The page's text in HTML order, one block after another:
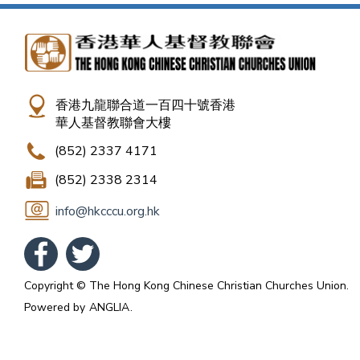
香港九龍聯合道一百四十號香港
華人基督教聯會大樓
(852) 2337 4171
(852) 2338 2314
info@hkcccu.org.hk
Copyright © The Hong Kong Chinese Christian Churches Union.
Powered by ANGLIA.